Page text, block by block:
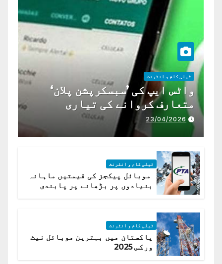
ٹیلی کام و انٹرنٹ
واٹس ایپ کی ’سبسکرپشن پلان‘
متعارف کروانے کی تیاری
23/04/2026
ٹیلی کام و انٹرنٹ
موبائل پیکجز کی قیمتیں ماہانہ
بنیادوں پر بڑھانے پر پابندی
ٹیلی کام و انٹرنٹ
پاکستان میں بہترین موبائل نیٹ
ورکس 2025